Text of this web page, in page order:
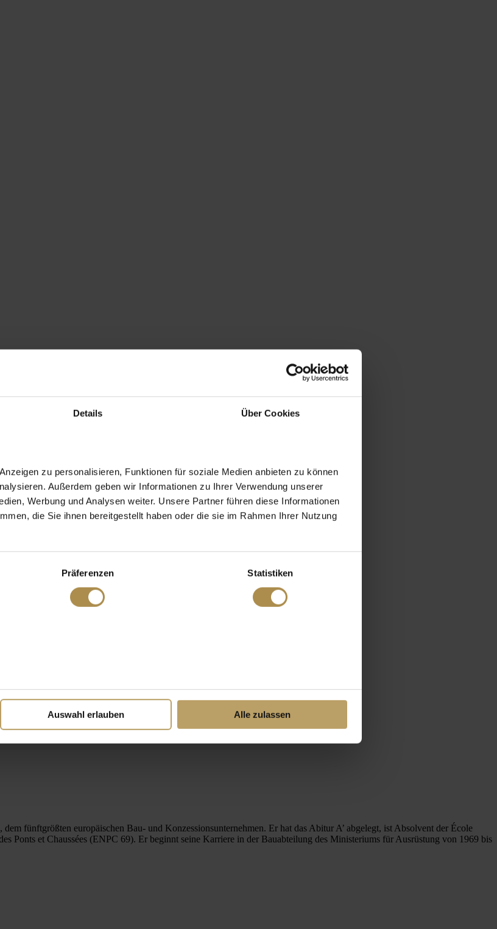
Details Über Cookies
zu personalisieren, Funktionen für soziale Medien anbieten zu können
Außerdem geben wir Informationen zu Ihrer Verwendung unserer
Werbung und Analysen weiter. Unsere Partner führen diese Informationen
die Sie ihnen bereitgestellt haben oder die sie im Rahmen Ihrer Nutzung
Präferenzen Statistiken
Auswahl erlauben Alle zulassen
fünftgrößten europäischen Bau- und Konzessionsunternehmen. Er hat das Abitur A’ abgelegt, ist Absolvent der École
Ponts et Chaussées (ENPC 69). Er beginnt seine Karriere in der Bauabteilung des Ministeriums für Ausrüstung von 1969 bis